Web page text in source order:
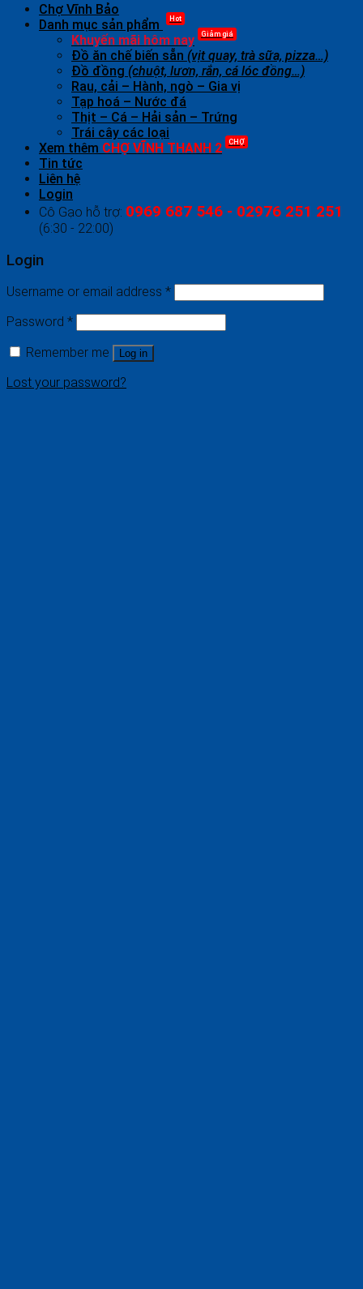
Chợ Vĩnh Bảo
Danh mục sản phẩm
Hot
Khuyến mãi hôm nay Giảm giá
Đồ ăn chế biến sẵn (vịt quay, trà sữa, pizza…)
Đồ đồng (chuột, lươn, rắn, cá lóc đồng…)
Rau, cải – Hành, ngò – Gia vị
Tạp hoá – Nước đá
Thịt – Cá – Hải sản – Trứng
Trái cây các loại
Xem thêm CHỢ VĨNH THANH 2 CHỢ
Tin tức
Liên hệ
Login
Cô Gạo hỗ trợ: 0969 687 546 - 02976 251 251
(6:30 - 22:00)
Login
Username or email address *
Password *
Remember me
Log in
Lost your password?